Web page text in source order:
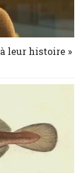
leur histoire »